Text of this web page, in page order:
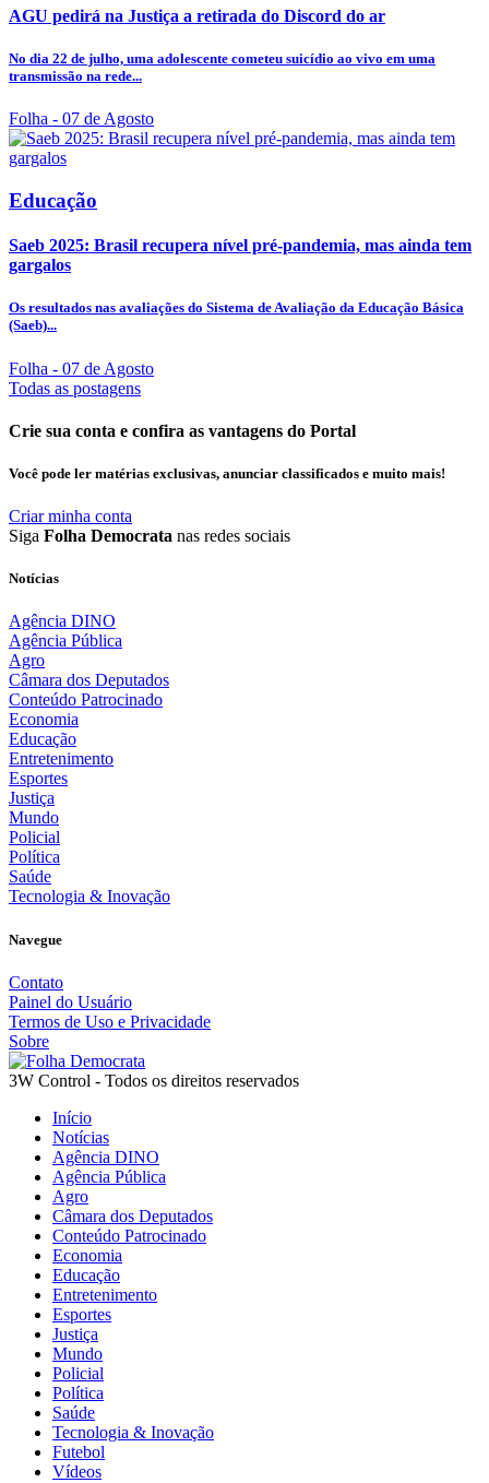
AGU pedirá na Justiça a retirada do Discord do ar
No dia 22 de julho, uma adolescente cometeu suicídio ao vivo em uma
transmissão na rede...
Folha - 07 de Agosto
Educação
Saeb 2025: Brasil recupera nível pré-pandemia, mas ainda tem
gargalos
Os resultados nas avaliações do Sistema de Avaliação da Educação Básica
(Saeb)...
Folha - 07 de Agosto
Todas as postagens
Crie sua conta e confira as vantagens do Portal
Você pode ler matérias exclusivas, anunciar classificados e muito mais!
Criar minha conta
Siga Folha Democrata nas redes sociais
Notícias
Agência DINO
Agência Pública
Agro
Câmara dos Deputados
Conteúdo Patrocinado
Economia
Educação
Entretenimento
Esportes
Justiça
Mundo
Policial
Política
Saúde
Tecnologia & Inovação
Navegue
Contato
Painel do Usuário
Termos de Uso e Privacidade
Sobre
3W Control - Todos os direitos reservados
Termos de Uso e Privacidade
Esse site utiliza cookies para melhorar sua experiência de
navegação. Ao continuar o acesso, entendemos que você
Início
Notícias
Agência DINO
Agência Pública
Agro
Câmara dos Deputados
Conteúdo Patrocinado
Economia
Educação
Entretenimento
Esportes
Justiça
Mundo
Policial
Política
Saúde
Tecnologia & Inovação
Futebol
Vídeos